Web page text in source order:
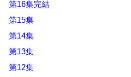
第16集完結
第15集
第14集
第13集
第12集